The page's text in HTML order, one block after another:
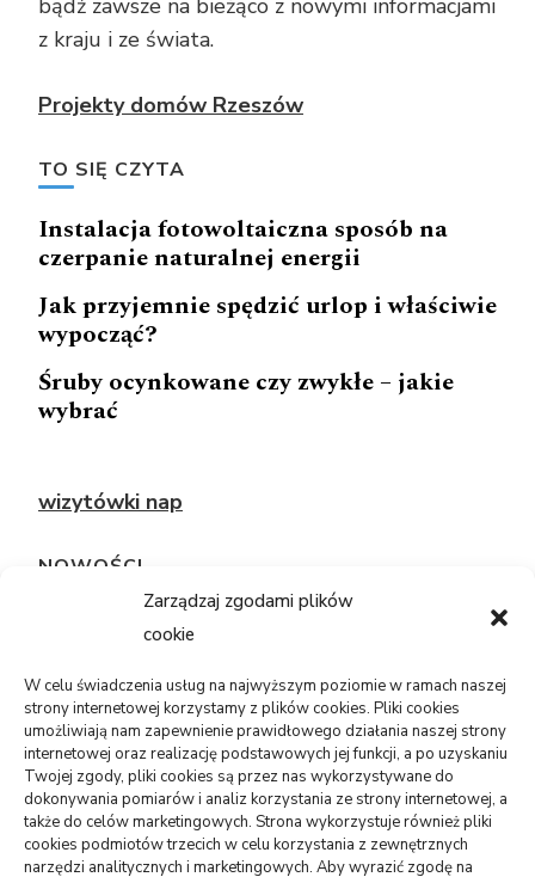
Zarządzaj zgodami plików
cookie
W celu świadczenia usług na najwyższym poziomie w ramach naszej
strony internetowej korzystamy z plików cookies. Pliki cookies
umożliwiają nam zapewnienie prawidłowego działania naszej strony
internetowej oraz realizację podstawowych jej funkcji, a po uzyskaniu
Twojej zgody, pliki cookies są przez nas wykorzystywane do
dokonywania pomiarów i analiz korzystania ze strony internetowej, a
także do celów marketingowych. Strona wykorzystuje również pliki
cookies podmiotów trzecich w celu korzystania z zewnętrznych
narzędzi analitycznych i marketingowych. Aby wyrazić zgodę na
z kraju i ze świata.
Projekty domów Rzeszów
TO SIĘ CZYTA
Instalacja fotowoltaiczna sposób na
czerpanie naturalnej energii
Jak przyjemnie spędzić urlop i właściwie
wypocząć?
Śruby ocynkowane czy zwykłe – jakie
wybrać
wizytówki nap
NOWOŚCI
system, płyta?
05/08/2026
USŁUGI
PR dla marki osobistej, gdy social
media nie wystarczają
06/07/2026